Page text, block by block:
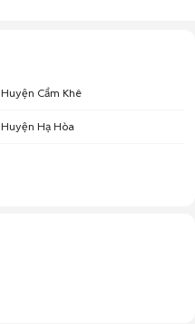
Huyện Cẩm Khê
Huyện Hạ Hòa